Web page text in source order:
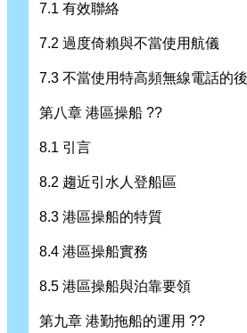
7.1 有效聯絡
7.2 過度倚賴與不當使用航儀
7.3 不當使用特高頻無線電話的
第八章 港區操船 ??
8.1 引言
8.2 趨近引水人登船區
8.3 港區操船的特質
8.4 港區操船實務
8.5 港區操船與泊靠要領
第九章 港勤拖船的運用 ??